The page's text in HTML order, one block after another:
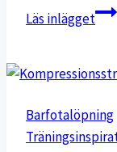
Läs inläggetTips
Barfotalöpning